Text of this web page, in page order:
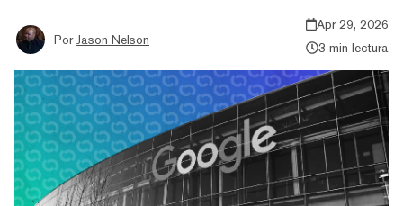
Por Jason Nelson
Apr 29, 2026
3 min lectura